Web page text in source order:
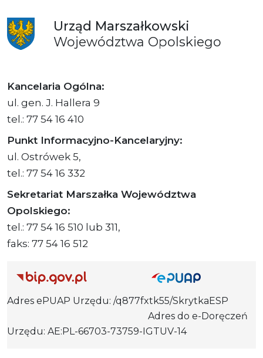
Urząd Marszałkowski
Województwa Opolskiego
Kancelaria Ogólna:
ul. gen. J. Hallera 9
tel.: 77 54 16 410
Punkt Informacyjno-Kancelaryjny:
ul. Ostrówek 5,
tel.: 77 54 16 332
Sekretariat Marszałka Województwa
Opolskiego:
tel.: 77 54 16 510 lub 311,
faks: 77 54 16 512
Adres ePUAP Urzędu: /q877fxtk55/SkrytkaESP
Adres do e-Doręczeń
Urzędu: AE:PL-66703-73759-IGTUV-14